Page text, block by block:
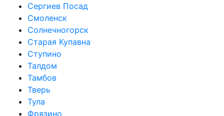
Сергиев Посад
Смоленск
Солнечногорск
Старая Купавна
Ступино
Талдом
Тамбов
Тверь
Тула
Фрязино